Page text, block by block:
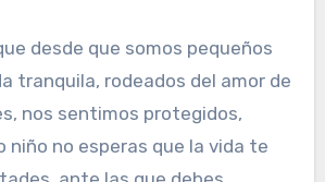
desde que somos pequeños
tranquila, rodeados del amor de
nos sentimos protegidos,
niño no esperas que la vida te